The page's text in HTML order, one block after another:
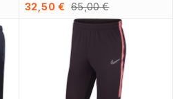
32,50 € 65,00 €